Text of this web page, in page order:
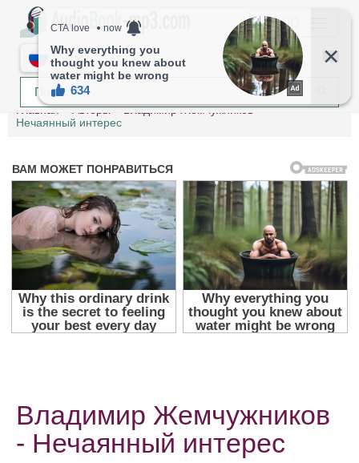
МЕНЮ
RU
Главная Авторы
Владимир Жемчужников
Нечаянный интерес
Владимир Жемчужников
- Нечаянный интерес